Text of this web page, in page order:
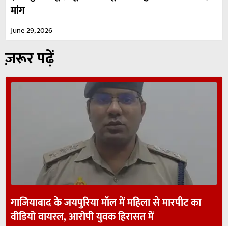
मांग
June 29, 2026
ज़रूर पढ़ें
गाजियाबाद के जयपुरिया मॉल में महिला से मारपीट का
वीडियो वायरल, आरोपी युवक हिरासत में